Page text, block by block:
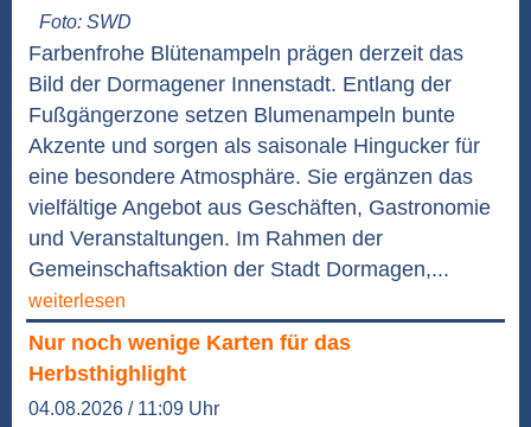
Foto: SWD
Farbenfrohe Blütenampeln prägen derzeit das
Bild der Dormagener Innenstadt. Entlang der
Fußgängerzone setzen Blumenampeln bunte
Akzente und sorgen als saisonale Hingucker für
eine besondere Atmosphäre. Sie ergänzen das
vielfältige Angebot aus Geschäften, Gastronomie
und Veranstaltungen. Im Rahmen der
Gemeinschaftsaktion der Stadt Dormagen,...
weiterlesen
Nur noch wenige Karten für das
Herbsthighlight
04.08.2026 / 11:09 Uhr